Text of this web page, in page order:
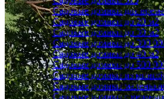
Садовые домики для
Садовые домики до 20 м2
Садовые домики до 30 м2
Садовые домики до 300
Садовые домики до 40 м2
Садовые домики до 500
Садовые домики из
Садовые домики
Садовые домики с